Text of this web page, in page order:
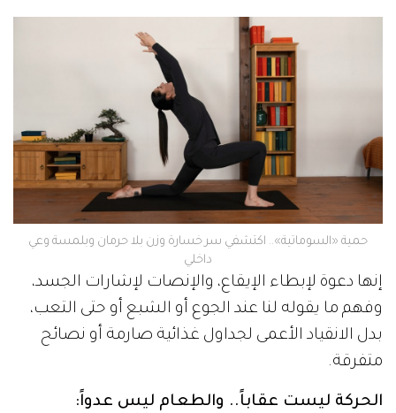
حمية «السوماتية».. اكتشفي سر خسارة وزن بلا حرمان وبلمسة وعي
داخلي
إنها دعوة لإبطاء الإيقاع، والإنصات لإشارات الجسد،
وفهم ما يقوله لنا عند الجوع أو الشبع أو حتى التعب،
بدل الانقياد الأعمى لجداول غذائية صارمة أو نصائح
متفرقة.
الحركة ليست عقاباً.. والطعام ليس عدواً: